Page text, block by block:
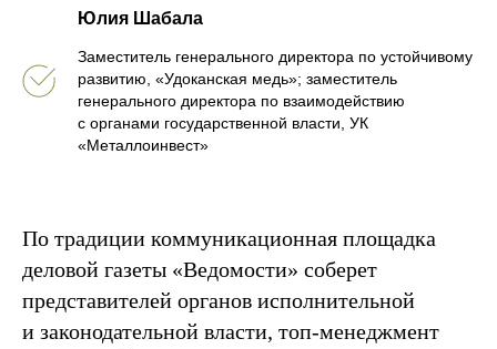
Юлия Шабала
Заместитель генерального директора по устойчивому
развитию, «Удоканская медь»; заместитель
генерального директора по взаимодействию
с органами государственной власти, УК
«Металлоинвест»
По традиции коммуникационная площадка
деловой газеты «Ведомости» соберет
представителей органов исполнительной
и законодательной власти, топ-менеджмент